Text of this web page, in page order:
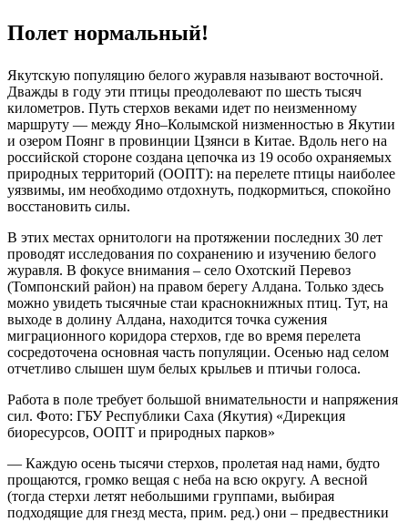
Полет нормальный!
Якутскую популяцию белого журавля называют восточной.
Дважды в году эти птицы преодолевают по шесть тысяч
километров. Путь стерхов веками идет по неизменному
маршруту — между Яно–Колымской низменностью в Якутии
и озером Поянг в провинции Цзянси в Китае. Вдоль него на
российской стороне создана цепочка из 19 особо охраняемых
природных территорий (ООПТ): на перелете птицы наиболее
уязвимы, им необходимо отдохнуть, подкормиться, спокойно
восстановить силы.
В этих местах орнитологи на протяжении последних 30 лет
проводят исследования по сохранению и изучению белого
журавля. В фокусе внимания – село Охотский Перевоз
(Томпонский район) на правом берегу Алдана. Только здесь
можно увидеть тысячные стаи краснокнижных птиц. Тут, на
выходе в долину Алдана, находится точка сужения
миграционного коридора стерхов, где во время перелета
сосредоточена основная часть популяции. Осенью над селом
отчетливо слышен шум белых крыльев и птичьи голоса.
Работа в поле требует большой внимательности и напряжения
сил. Фото: ГБУ Республики Саха (Якутия) «Дирекция
биоресурсов, ООПТ и природных парков»
— Каждую осень тысячи стерхов, пролетая над нами, будто
прощаются, громко вещая с неба на всю округу. А весной
(тогда стерхи летят небольшими группами, выбирая
подходящие для гнезд места, прим. ред.) они – предвестники